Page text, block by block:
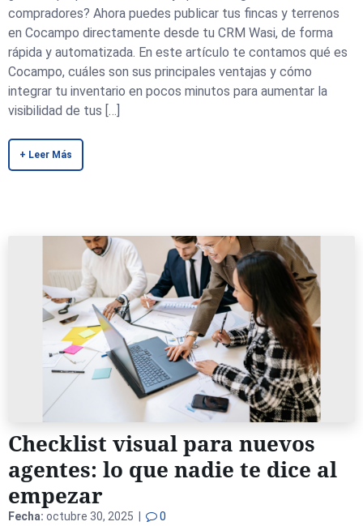
compradores? Ahora puedes publicar tus fincas y terrenos
en Cocampo directamente desde tu CRM Wasi, de forma
rápida y automatizada. En este artículo te contamos qué es
Cocampo, cuáles son sus principales ventajas y cómo
integrar tu inventario en pocos minutos para aumentar la
visibilidad de tus […]
+ Leer Más
Checklist visual para nuevos
agentes: lo que nadie te dice al
empezar
Fecha: octubre 30, 2025 | 0